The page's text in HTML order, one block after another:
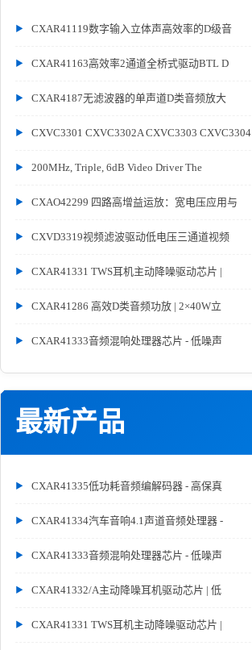
CXAR41119数字输入立体声高效率的D级音
CXAR41163高效率2通道全桥式驱动BTL D
CXAR4187无滤波器的单声道D类音频放大
CXVC3301 CXVC3302A CXVC3303 CXVC3304
200MHz, Triple, 6dB Video Driver The
CXAO42299 四路高增益运放：宽电压应用与
CXVD3319视频滤波驱动低电压三通道视频
CXAR41331 TWS耳机主动降噪驱动芯片 |
CXAR41286 高效D类音频功放 | 2×40W立
CXAR41333音频混响处理器芯片 - 低噪声
最新产品
CXAR41335低功耗音频编解码器 - 高保真
CXAR41334汽车音响4.1声道音频处理器 -
CXAR41333音频混响处理器芯片 - 低噪声
CXAR41332/A主动降噪耳机驱动芯片 | 低
CXAR41331 TWS耳机主动降噪驱动芯片 |